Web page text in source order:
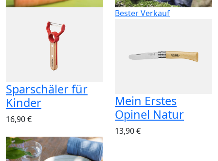
Sparschäler für
Kinder
16,90 €
Bester Verkauf
Mein Erstes
Opinel Natur
13,90 €